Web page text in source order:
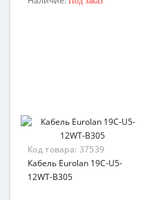
Код товара: 37539
Кабель Eurolan 19C-U5-
12WT-B305